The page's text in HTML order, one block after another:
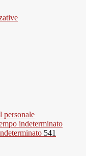
personale
indeterminato
541